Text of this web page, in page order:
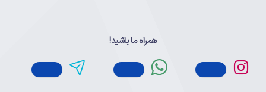
همراه ما باشید!